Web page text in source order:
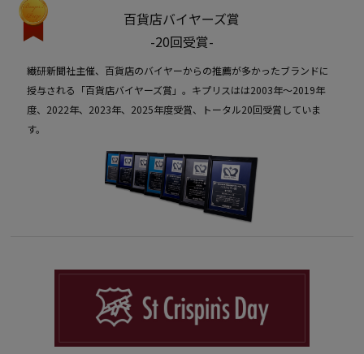
百貨店バイヤーズ賞
-20回受賞-
繊研新聞社主催、百貨店のバイヤーからの推薦が多かったブランドに
授与される「百貨店バイヤーズ賞」。キプリスはは2003年〜2019年
度、2022年、2023年、2025年度受賞、トータル20回受賞していま
す。